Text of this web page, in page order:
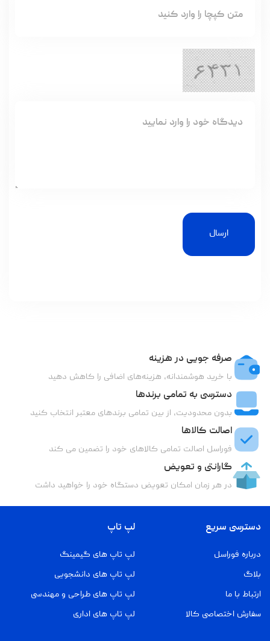
ارسال
صرفه جویی در هزینه
با خرید هوشمندانه، هزینه‌های اضافی را کاهش دهید
دسترسی به تمامی برندها
بدون محدودیت، از بین تمامی برندهای معتبر انتخاب کنید
اصالت کالاها
فوراسل اصالت تمامی کالاهای خود را تضمین می کند
گارانتی و تعویض
در هر زمان امکان تعویض دستگاه خود را خواهید داشت
دسترسی سریع
درباره فوراسل
بلاگ
ارتباط با ما
سفارش اختصاصی کالا
لپ تاپ
لپ تاپ های گیمینگ
لپ تاپ های دانشجویی
لپ تاپ های طراحی و مهندسی
لپ تاپ های اداری